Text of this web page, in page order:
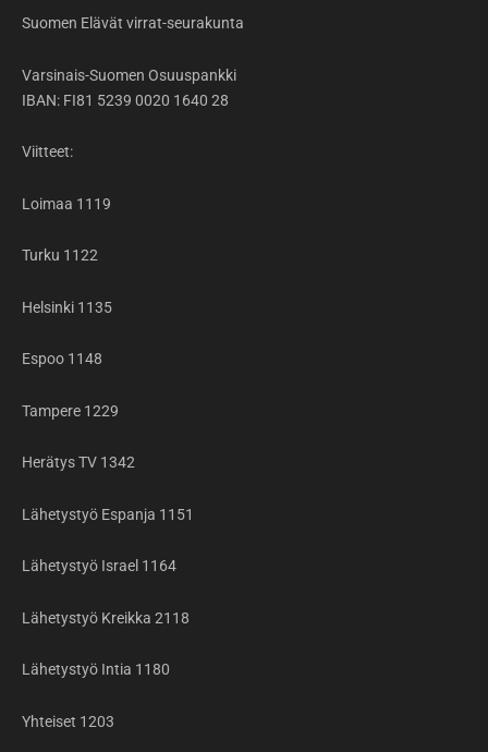
-
m
Suomen Elävät virrat-seurakunta
Varsinais-Suomen Osuuspankki
IBAN: FI81 5239 0020 1640 28
Viitteet:
Loimaa 1119
Turku 1122
Helsinki 1135
Espoo 1148
Tampere 1229
Herätys TV 1342
Lähetystyö Espanja 1151
Lähetystyö Israel 1164
Lähetystyö Kreikka 2118
Lähetystyö Intia 1180
Yhteiset 1203